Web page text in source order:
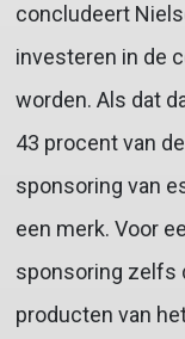
concludeert
investeren in de
worden. Als dat
43 procent van
sponsoring van
een merk. Voor
sponsoring zelfs
producten van